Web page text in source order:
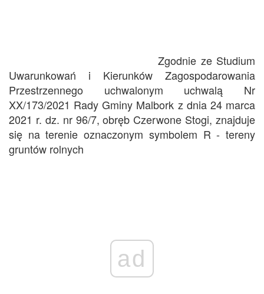
Zgodnie ze Studium
Uwarunkowań i Kierunków Zagospodarowania
Przestrzennego uchwalonym uchwalą Nr
XX/173/2021 Rady Gminy Malbork z dnia 24 marca
2021 r. dz. nr 96/7, obręb Czerwone Stogi, znajduje
się na terenie oznaczonym symbolem R - tereny
gruntów rolnych
ad